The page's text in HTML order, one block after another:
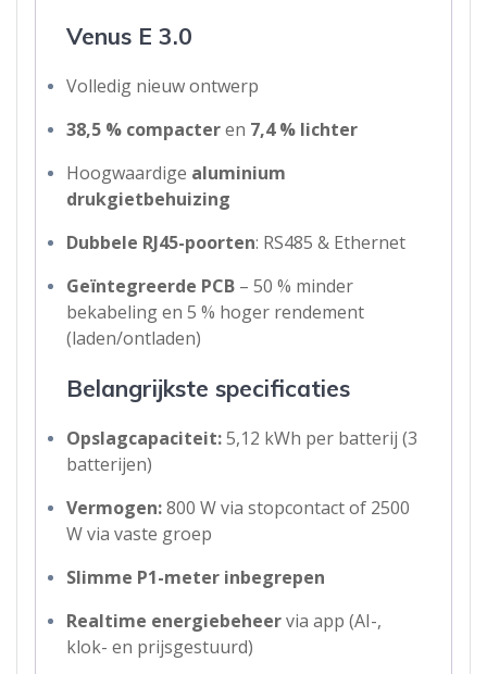
Venus E 3.0
Volledig nieuw ontwerp
38,5 % compacteren 7,4 % lichter
Hoogwaardige aluminium
drukgietbehuizing
Dubbele RJ45-poorten: RS485 & Ethernet
Geïntegreerde PCB – 50 % minder
bekabeling en 5 % hoger rendement
(laden/ontladen)
Belangrijkste specificaties
Opslagcapaciteit:5,12 kWh per batterij (3
batterijen)
Vermogen:800 W via stopcontact of 2500
W via vaste groep
Slimme P1-meter inbegrepen
Realtime energiebeheervia app (AI-,
klok- en prijsgestuurd)